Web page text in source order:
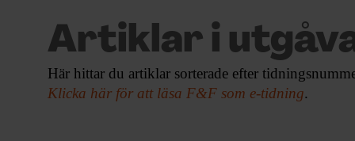
ÄMNEN
ARKIV & E-TIDNING
Artiklar i
Här hittar du artiklar sorterade efter
Klicka här för att läsa F&F som e-tidning.